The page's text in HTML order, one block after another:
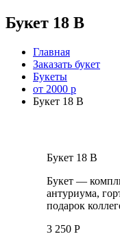
Букет 18 B
Главная
Заказать букет
Букеты
от 2000 р
Букет 18 B
Букет 18 B
Букет —
антуриума,
подарок
3 250 Р